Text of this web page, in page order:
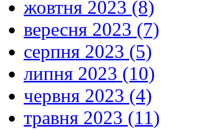
жовтня 2023 (8)
вересня 2023 (7)
серпня 2023 (5)
липня 2023 (10)
червня 2023 (4)
травня 2023 (11)